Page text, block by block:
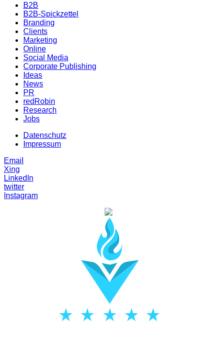
B2B
B2B-Spickzettel
Branding
Clients
Marketing
Online
Social Media
Corporate Publishing
Ideas
News
PR
redRobin
Research
Jobs
Datenschutz
Impressum
Email
Xing
LinkedIn
twitter
Instagram